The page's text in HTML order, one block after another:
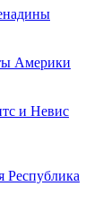
Америки
и Невис